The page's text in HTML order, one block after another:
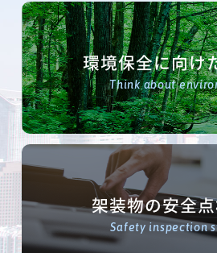
環境保全に向け
Think about
架装物の安全
Safety inspection